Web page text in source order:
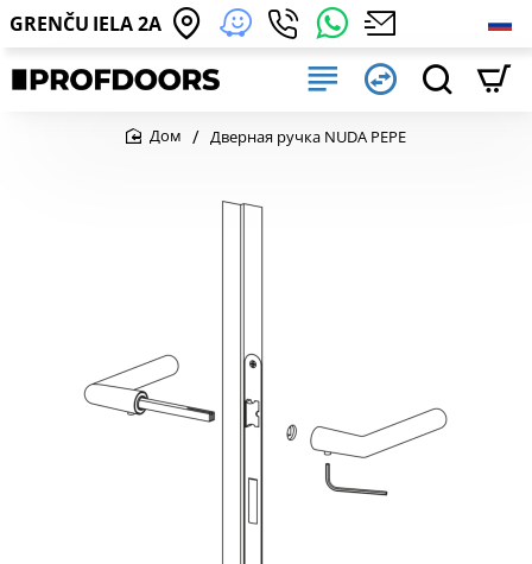
GRENČU IELA 2A
Дверная ручка NUDA PEPE